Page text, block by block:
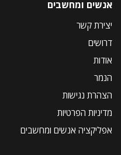
אנשים ומחשבים
יצירת קשר
דרושים
אודות
הנמר
הצהרת נגישות
מדיניות הפרטיות
אפליקציה אנשים ומחשבים